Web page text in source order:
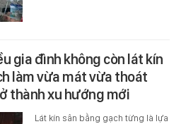
gia đình không còn lát kín
làm vừa mát vừa thoát
thành xu hướng mới
Lát kín sân bằng gạch từng là lựa